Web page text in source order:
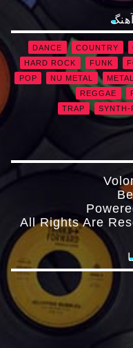
COUNTRY
DANCE
FUNK
HARD ROCK
METAL
NU METAL
POP
REGGAE
SYNTH-
TRAP
All Rights Are